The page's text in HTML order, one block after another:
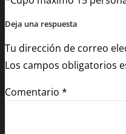
Deja una respuesta
Tu dirección de correo
Los campos obligatorios
Comentario *